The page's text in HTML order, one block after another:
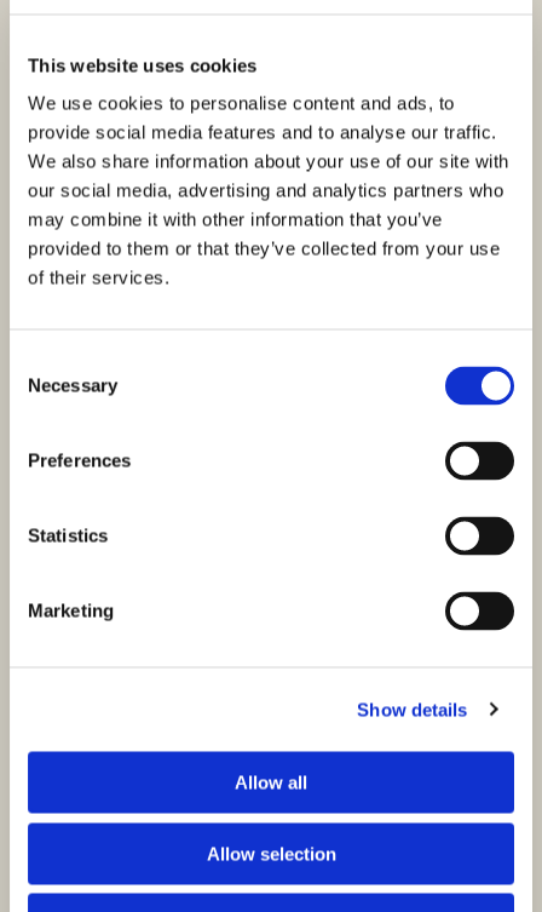
This website uses cookies
We use cookies to personalise content and ads, to
provide social media features and to analyse our traffic.
We also share information about your use of our site with
our social media, advertising and analytics partners who
may combine it with other information that you’ve
provided to them or that they’ve collected from your use
of their services.
Selection
Necessary
Preferences
Statistics
Marketing
Show details
Allow all
Allow selection